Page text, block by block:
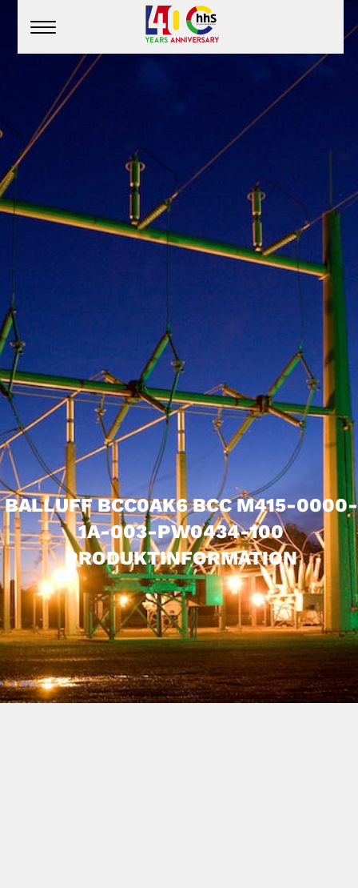
BALLUFF BCC0AK6 BCC M415-0000-
1A-003-PW0434-100
PRODUKTINFORMATION